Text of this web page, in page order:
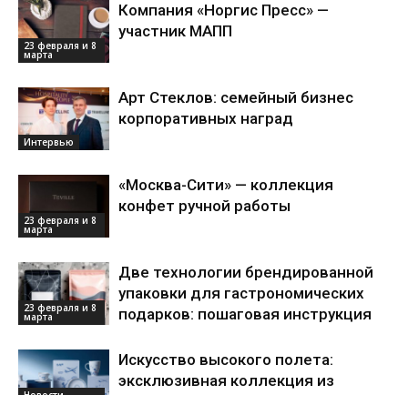
23 февраля и 8
марта
Компания «Норгис Пресс» —
участник МАПП
Интервью
Арт Стеклов: семейный бизнес
корпоративных наград
23 февраля и 8
марта
«Москва-Сити» — коллекция
конфет ручной работы
23 февраля и 8
марта
Две технологии брендированной
упаковки для гастрономических
подарков: пошаговая инструкция
Искусство высокого полета:
эксклюзивная коллекция из